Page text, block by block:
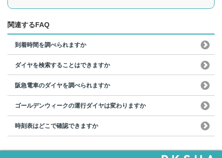
関連するFAQ
到着時間を調べられますか
ダイヤを検索することはできますか
阪急電車のダイヤを調べられますか
ゴールデンウィークの運行ダイヤは変わりますか
時刻表はどこで確認できますか